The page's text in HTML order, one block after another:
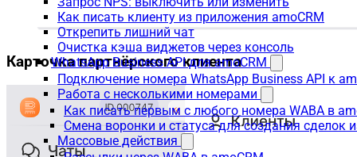
Как писать клиенту из приложения amoCRM
Открепить лишний чат
Очистка кэша виджетов через консоль
WhatsApp Business API для amoCRM
Подключение номера WhatsApp Business API к
Работа с несколькими номерами
Как писать первым с любого номера WABA в
Смена воронки и статуса для создания сделок
Массовые действия
Карточка партнёрского клиента